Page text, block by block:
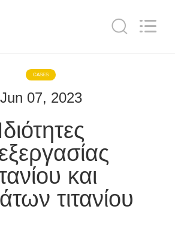
CASES
Jun 07, 2023
και
τιτανίου